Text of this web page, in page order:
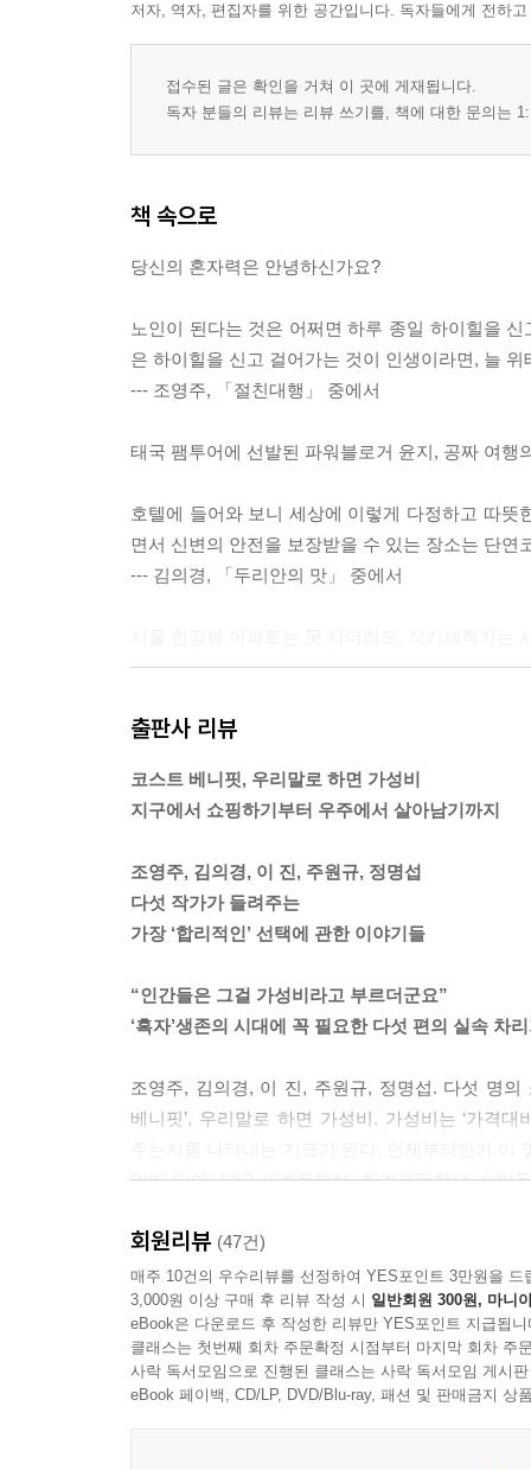
저자, 역자, 편집자를 위한 공간입니다. 독자들에게 전하
접수된 글은 확인을 거쳐 이 곳에 게재됩니다.
독자 분들의 리뷰는 리뷰 쓰기를, 책에 대한 문의는
책 속으로
당신의 혼자력은 안녕하신가요?
노인이 된다는 것은 어쩌면 하루 종일 하이힐을
은 하이힐을 신고 걸어가는 것이 인생이라면, 늘
--- 조영주, 「절친대행」 중에서
태국 팸투어에 선발된 파워블로거 윤지, 공짜 여행
호텔에 들어와 보니 세상에 이렇게 다정하고 따
면서 신변의 안전을 보장받을 수 있는 장소는 단
--- 김의경, 「두리안의 맛」 중에서
것들을 차곡차곡 채워 넣는 쾌감, 둘이 함께 살 집
2005년생 고등학생들이 만들어 나가는 좌충우돌
우린 이미 인생 루저가 되어버렸다. 어른들이 내
면 경제적 독립이 최우선이야. 그러기 위해선 무
지금부터 배워야 해. 지금도 늦었거든.
외계 행성에 불시착한 사람들, 누가 탈출 우주선에
어쨌든 한 사람만이 이 행성에서 탈출할 수 있다
잡해졌다. 남의 죽음을 생각하기에는 나의 생존이
--- 정명섭, 「그리고 행성에는 아무도 없었다」 중에서
출판사 리뷰
코스트 베니핏, 우리말로 하면 가성비
지구에서 쇼핑하기부터 우주에서 살아남기까지
조영주, 김의경, 이 진, 주원규, 정명섭
다섯 작가가 들려주는
가장 ‘합리적인’ 선택에 관한 이야기들
“인간들은 그걸 가성비라고 부르더군요”
‘흑자’생존의 시대에 꼭 필요한 다섯 편의 실속 차
조영주, 김의경, 이 진, 주원규, 정명섭. 다섯 명의
베니핏’, 우리말로 하면 가성비. 가성비는 ‘가격
일이 일어날까? 세계문학상, 한겨레문학상, 수림
조영주의 「절친대행」은 대인관계에서의 가성
시간과 정성을 들여 친구를 만드느니 차라리
프렌드엔코에서 절친 선희를 ‘구매’하고 걷잡을
김의경의 「두리안의 맛」 에서 파워블로거 윤지
회원리뷰 (47건)
매주 10건의 우수리뷰를 선정하여 YES포인트 3만원을 드
3,000원 이상 구매 후 리뷰 작성 시 일반회원 300원, 마니
eBook은 다운로드 후 작성한 리뷰만 YES포인트 지급됩니
클래스는 첫번째 회차 주문확정 시점부터 마지막 회차 주
사락 독서모임으로 진행된 클래스는 사락 독서모임 게시
eBook 페이백, CD/LP, DVD/Blu-ray, 패션 및 판매금지 상